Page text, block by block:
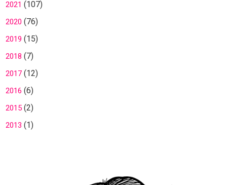
2021 (107)
2020 (76)
2019 (15)
2018 (7)
2017(12)
2016 (6)
2015(2)
2013 (1)